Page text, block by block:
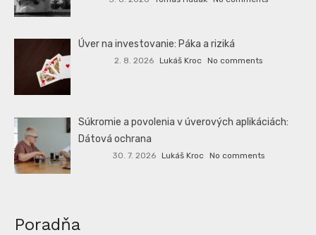
Úver na investovanie: Páka a riziká
2. 8. 2026 Lukáš Kroc No comments
Súkromie a povolenia v úverových aplikáciách:
Dátová ochrana
30. 7. 2026 Lukáš Kroc No comments
Poradňa